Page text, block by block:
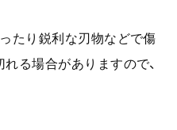
たり鋭利な刃物などで傷
る場合がありますので、